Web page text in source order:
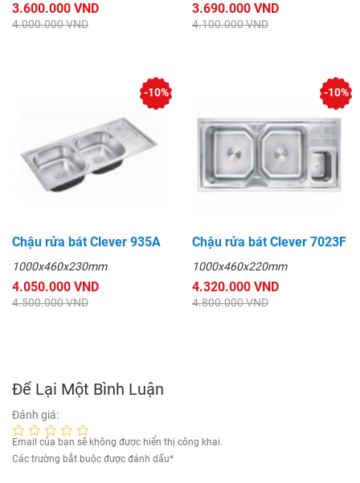
3.600.000 VND
4.000.000 VND
3.690.000 VND
4.100.000 VND
Chậu rửa bát Clever 935A
1000x460x230mm
4.050.000 VND
4.500.000 VND
-10%
Chậu rửa bát Clever 7023F
1000x460x220mm
4.320.000 VND
4.800.000 VND
-10%
Để Lại Một Bình Luận
Đánh giá:
Email của bạn sẽ không được hiển thị công khai.
Các trường bắt buộc được đánh dấu*